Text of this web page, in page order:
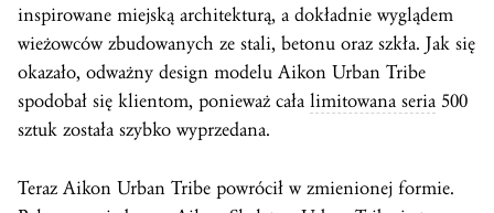
inspirowane miejską architekturą, a dokładnie wyglądem
wieżowców zbudowanych ze stali, betonu oraz szkła. Jak się
okazało, odważny design modelu Aikon Urban Tribe
spodobał się klientom, ponieważ cała limitowana seria 500
sztuk została szybko wyprzedana.
Teraz Aikon Urban Tribe powrócił w zmienionej formie.